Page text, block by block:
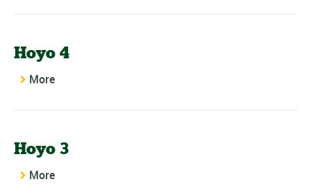
Hoyo 4
More
Hoyo 3
More